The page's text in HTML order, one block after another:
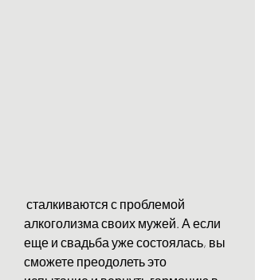
алкоголизма своих мужей. А если
еще и свадьба уже состоялась, вы
сможете преодолеть это